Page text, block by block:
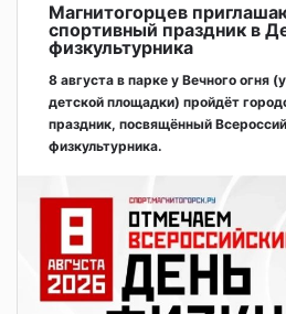
Магнитогорцев
спортивный праздник в
физкультурника
8 августа в парке у Вечного огня
детской площадки) пройдёт
праздник, посвящённый
физкультурника.